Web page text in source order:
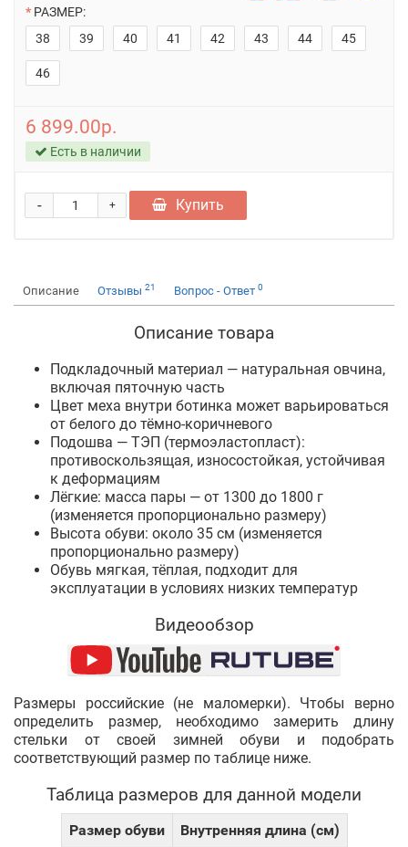
РАЗМЕР:
38
39 40 41 42 43 44 45
46
6 899.00р.
Есть в наличии
+
- Купить
Описание Отзывы 21 Вопрос - Ответ 0
Описание товара
Подкладочный материал — натуральная овчина,
включая пяточную часть
Цвет меха внутри ботинка может варьироваться
от белого до тёмно-коричневого
Подошва — ТЭП (термоэластопласт):
противоскользящая, износостойкая, устойчивая
к деформациям
Лёгкие: масса пары — от 1300 до 1800 г
(изменяется пропорционально размеру)
Высота обуви: около 35 см (изменяется
пропорционально размеру)
Обувь мягкая, тёплая, подходит для
эксплуатации в условиях низких температур
Видеообзор
Размеры российские (не маломерки). Чтобы верно
определить размер, необходимо замерить длину
стельки от своей зимней обуви и подобрать
соответствующий размер по таблице ниже.
Таблица размеров для данной модели
Размер обуви
Внутренняя длина (см)